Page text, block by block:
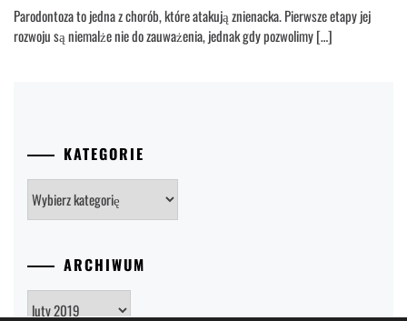
Parodontoza to jedna z chorób, które atakują znienacka. Pierwsze etapy jej
rozwoju są niemalże nie do zauważenia, jednak gdy pozwolimy […]
KATEGORIE
ARCHIWUM